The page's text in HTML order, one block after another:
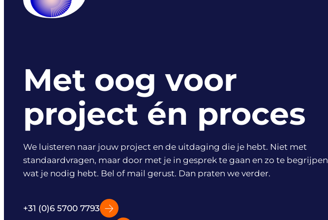
PETRO (CHEMIE)
petrochemische bedrijven. Met veiligheid
voorop, door mensen met de juiste chemie.
Met oog voor
project én proces
We luisteren naar jouw project en de uitdaging die je hebt. Niet met
standaardvragen, maar door met je in gesprek te gaan en zo te begrijpen
wat je nodig hebt. Bel of mail gerust. Dan praten we verder.
+31 (0)6 5700 7793